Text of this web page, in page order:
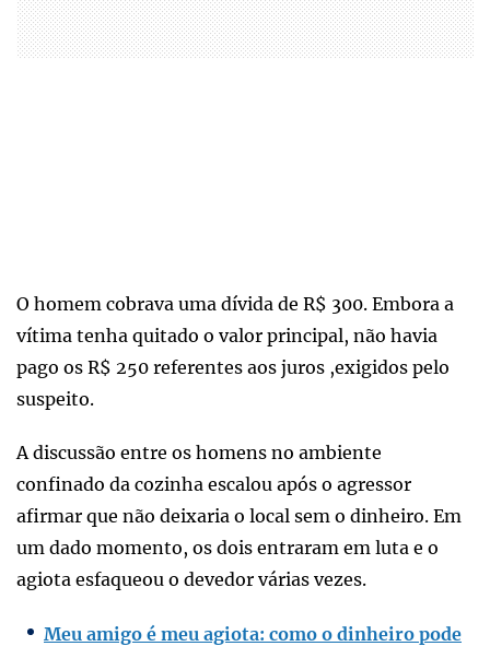
O homem cobrava uma dívida de R$ 300. Embora a
vítima tenha quitado o valor principal, não havia
pago os R$ 250 referentes aos juros ,exigidos pelo
suspeito.
A discussão entre os homens no ambiente
confinado da cozinha escalou após o agressor
afirmar que não deixaria o local sem o dinheiro. Em
um dado momento, os dois entraram em luta e o
agiota esfaqueou o devedor várias vezes.
Meu amigo é meu agiota: como o dinheiro pode